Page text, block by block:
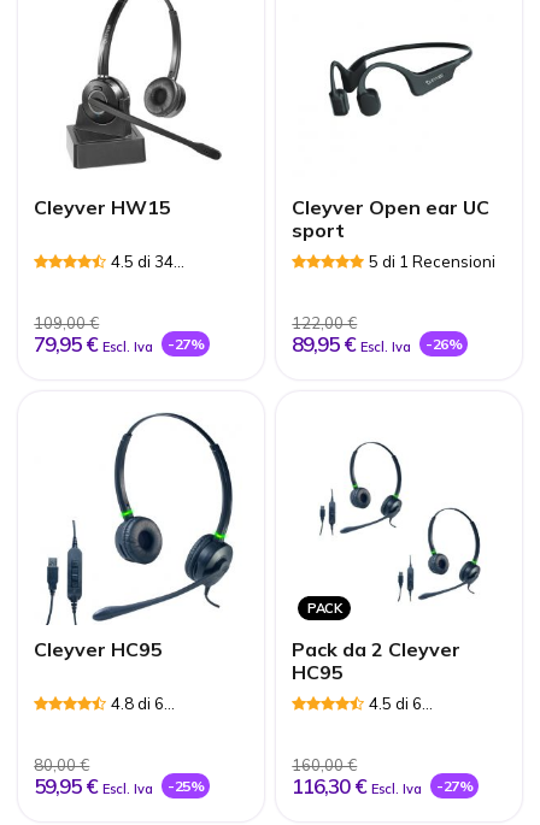
Cleyver HW15
4.5 di 34
109,00 €
79,95 € Escl. Iva -27%
Cleyver Open ear UC
sport
5 di 1 Recensioni
122,00 €
89,95 € Escl. Iva -26%
Cleyver HC95
4.8 di 6
80,00 €
59,95 € Escl. Iva -25%
PACK
Pack da 2 Cleyver
HC95
4.5 di 6
160,00 €
116,30 € Escl. Iva -27%